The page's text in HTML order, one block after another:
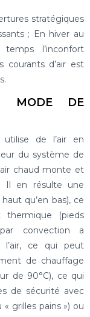
stratégiques
; En hiver au
l’inconfort
d’air est
MODE DE
utilise de l’air en
du système de
chaud monte et
Il en résulte une
qu’en bas), ce
thermique (pieds
convection a
l’air, ce qui peut
de chauffage
de 90°C), ce qui
de sécurité avec
grilles pains ») ou